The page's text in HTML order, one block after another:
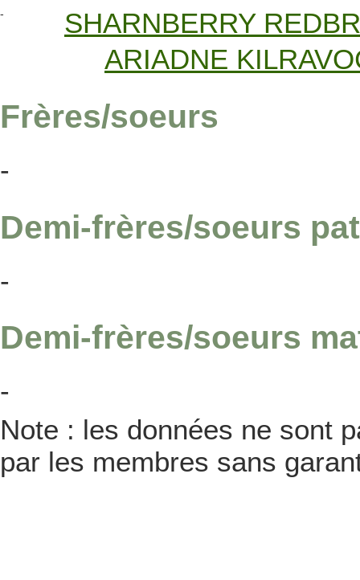
-
SHARNBERRY
ARIADNE
Frères/soeurs
-
Demi-frères/soeurs
-
Demi-frères/soeurs
-
Note : les données ne sont
par les membres sans